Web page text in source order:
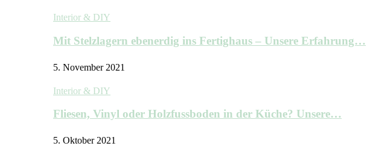
Interior & DIY
Mit Stelzlagern ebenerdig ins Fertighaus – Unsere Erfahrung…
5. November 2021
Interior & DIY
Fliesen, Vinyl oder Holzfussboden in der Küche? Unsere…
5. Oktober 2021